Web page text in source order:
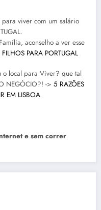
para viver com um salário
aconselho a ver esse
PARA PORTUGAL
o local para Viver? que tal
NEGÓCIO?! -> 5 RAZÕES
EM LISBOA
e sem correr